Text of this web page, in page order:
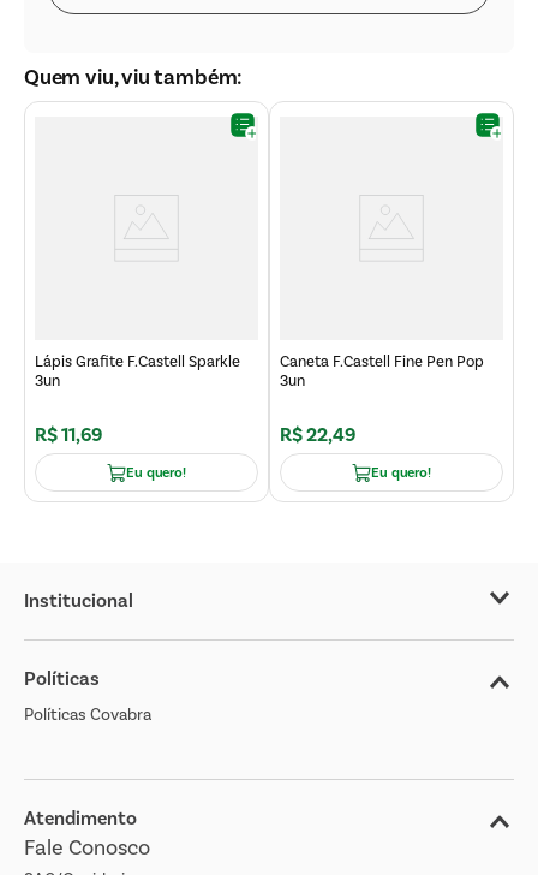
Quem viu, viu também:
Lápis Grafite F.Castell Sparkle
3un
R$11,69
Eu quero!
Caneta F.Castell Fine Pen Pop
3un
R$22,49
Eu quero!
Institucional
Sobre o Covabra
Nossas Lojas
Cliente Bem Estar
Jornal de Ofertas
Transparência Salarial
Políticas
Políticas Covabra
Atendimento
Fale Conosco